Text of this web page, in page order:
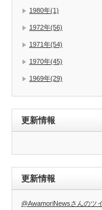
1980年(1)
1972年(56)
1971年(54)
1970年(45)
1969年(29)
更新情報
更新情報
@AwamoriNewsさんのツ